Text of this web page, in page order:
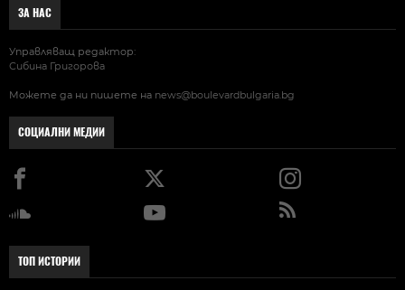
ЗА НАС
Управляващ редактор:
Сибина Григорова
Можете да ни пишете на news@boulevardbulgaria.bg
СОЦИАЛНИ МЕДИИ
ТОП ИСТОРИИ